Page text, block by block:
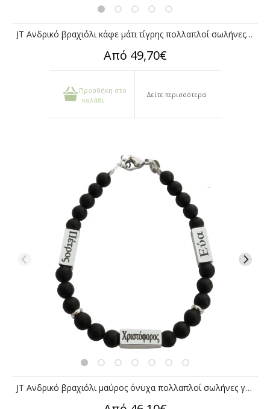
JT Ανδρικό βραχιόλι κάφε μάτι τίγρης πολλαπλοί σωλήνες για χάραξη
Από 49,70€
Προσθήκη στο
καλάθι
Δείτε περισσότερα
JT Ανδρικό βραχιόλι μαύρος όνυχα πολλαπλοί σωλήνες για χάραξη